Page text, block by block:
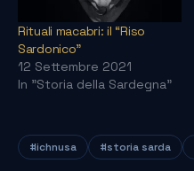
Rituali macabri: il “Riso
Sardonico”
12 Settembre 2021
In "Storia della Sardegna"
#ichnusa #storia sarda